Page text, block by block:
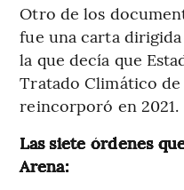
Otro de los
fue una carta
la que decía que
Tratado Climático de
reincorporó en 2021.
Las siete órdenes
Arena: